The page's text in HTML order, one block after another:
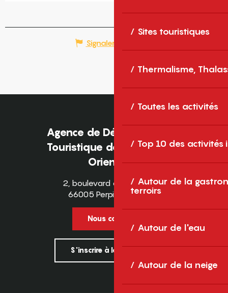
Sites touristiques
Thermalisme,
Toutes les activités
Top 10 des activités
Autour de la
terroirs
Autour de l'eau
Autour de la neige
Signaler une erreur
Agence de Développement
Touristique des Pyrénées-
Orientales
2, boulevard des Pyrénées
66005 Perpignan Cedex
Nous contacter
S'inscrire à la newsletter